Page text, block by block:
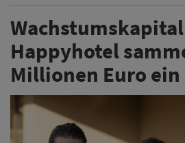
Happyhotel
Millionen Euro ein